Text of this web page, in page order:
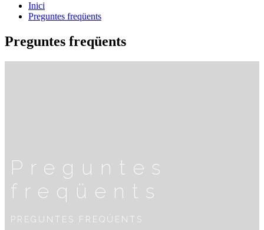
Inici
Preguntes freqüents
Preguntes freqüents
Preguntes
freqüents
PREGUNTES FREQÜENTS